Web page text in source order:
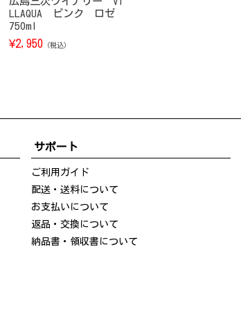
LLAQUA ピンク ロゼ
750ml
¥2,950 （税込）
サポート
ご利用ガイド
配送・送料について
お支払いについて
返品・交換について
納品書・領収書について